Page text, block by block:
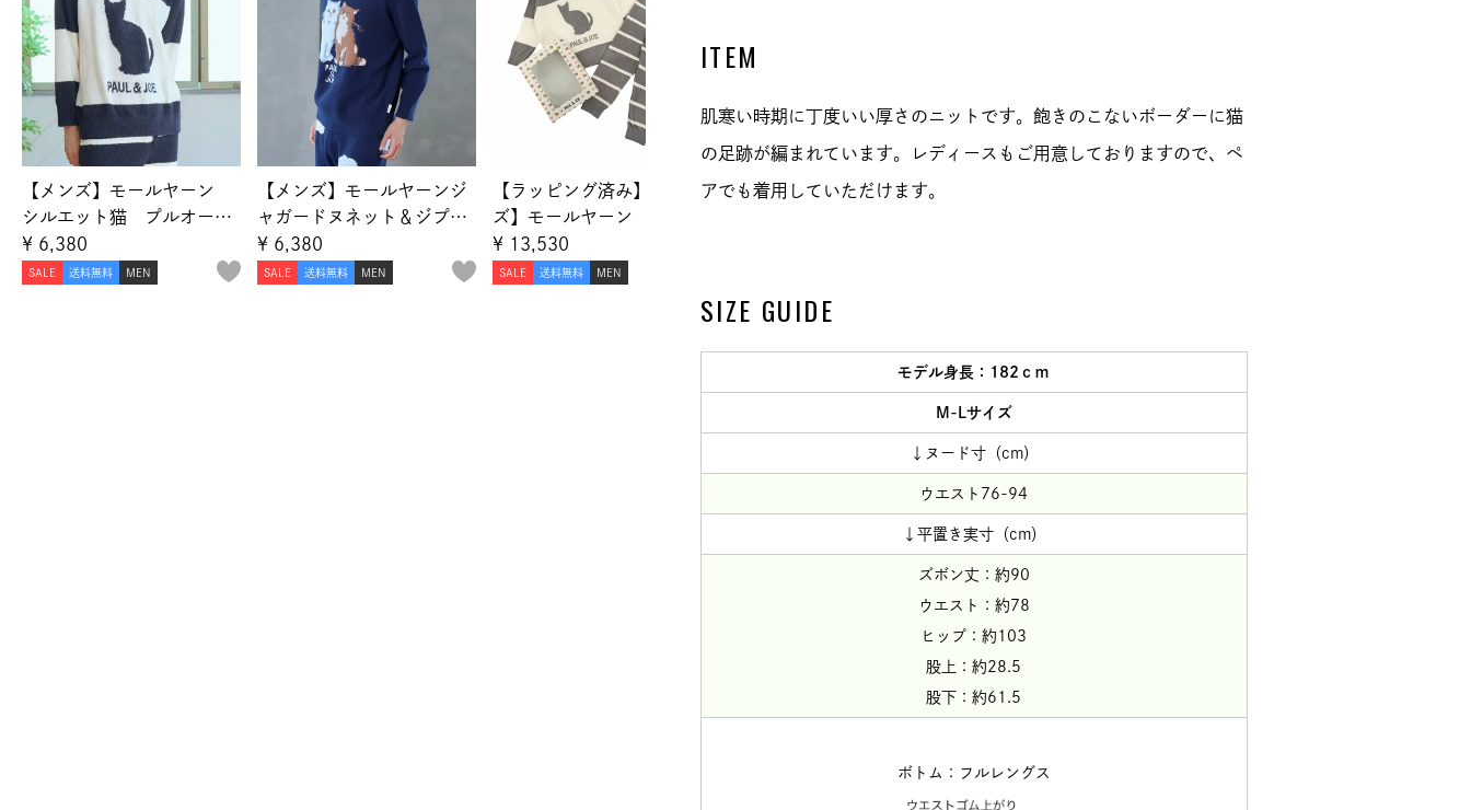
【メンズ】モールヤーン
シルエット猫 プルオーバ
ー
SALE 送料無料 MEN
¥ 6,380
【メンズ】モールヤーンジ
ャガードヌネット＆ジプシ
ー プルオーバー
SALE 送料無料 MEN
¥ 6,380
【ラッピング済み】【メン
ズ】モールヤーン シルエ
ット猫 プルオーバー＆モ
ールヤーン シルエット
SALE 送料無料 MEN
¥ 13,530
【メンズ】ブロックチェッ
ITEM
肌寒い時期に丁度いい厚さのニットです。飽きのこないボーダーに猫
の足跡が編まれています。レディースもご用意しておりますので、ペ
アでも着用していただけます。
SIZE GUIDE
モデル身長：182ｃｍ
M-Lサイズ
↓ヌード寸（cm）
ウエスト76-94
↓平置き実寸（cm）
ズボン丈：約90
ウエスト：約78
ヒップ：約103
股上：約28.5
股下：約61.5
ボトム：フルレングス